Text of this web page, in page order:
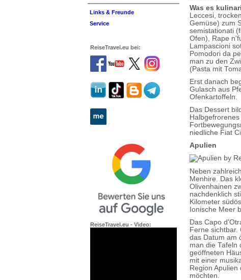
Was es
Leccesi,
Gemüse) zum
semistationati
Ofen), Rape
Lampascioni
Pomodori da
man zu den
(Pasta mit
Erst danach
Gulasch aus
Ofenkartoffeln.
Das Dessert
niedliche Fiat
Apulien
Neben
Menhire. Das
Olivenhainen
nachdenklich
Kilometer
Ionische Meer
Das Capo
Ferne sichtbar.
das Datum am
man die Tafeln
geöffneten
mit einer
Region
möchten.
Links & Freunde
Service
ReiseTravel.eu bei:
ReiseTravel.eu - Video: